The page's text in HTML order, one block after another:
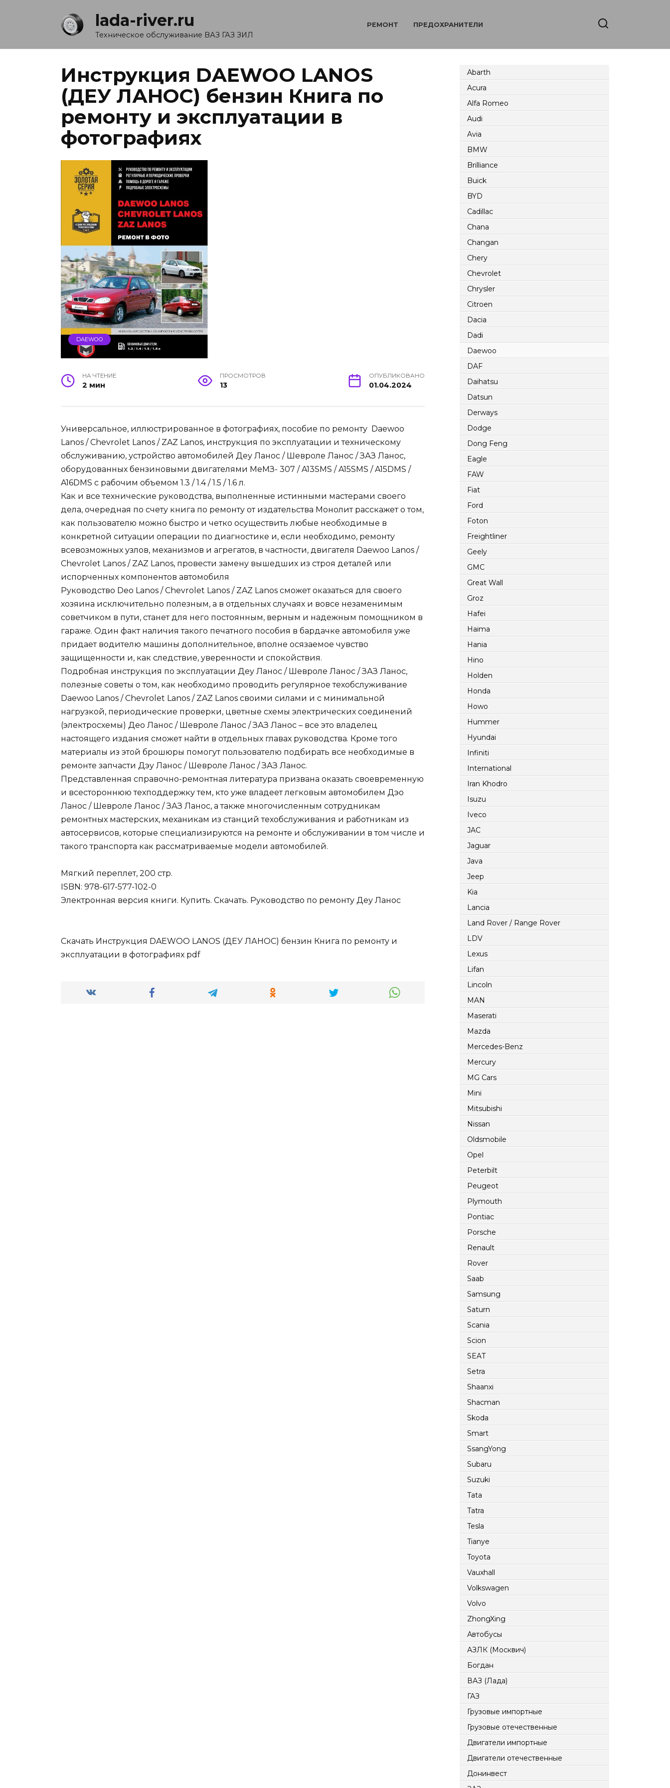
lada-river.ru
Техническое обслуживание ВАЗ ГАЗ ЗИЛ
РЕМОНТ ПРЕДОХРАНИТЕЛИ
Инструкция DAEWOO LANOS
(ДЕУ ЛАНОС) бензин Книга по
ремонту и эксплуатации в
фотографиях
DAEWOO
НА ЧТЕНИЕ
2 мин
ПРОСМОТРОВ
13
ОПУБЛИКОВАНО
01.04.2024
Универсальное, иллюстрированное в фотографиях, пособие по ремонту Daewoo
Lanos / Chevrolet Lanos / ZAZ Lanos, инструкция по эксплуатации и техническому
обслуживанию, устройство автомобилей Деу Ланос / Шевроле Ланос / ЗАЗ Ланос,
оборудованных бензиновыми двигателями MеМЗ- 307 / A13SMS / A15SMS / A15DMS /
A16DMS с рабочим объемом 1.3 / 1.4 / 1.5 / 1.6 л.
Как и все технические руководства, выполненные истинными мастерами своего
дела, очередная по счету книга по ремонту от издательства Монолит расскажет о том,
как пользователю можно быстро и четко осуществить любые необходимые в
конкретной ситуации операции по диагностике и, если необходимо, ремонту
всевозможных узлов, механизмов и агрегатов, в частности, двигателя Daewoo Lanos /
Chevrolet Lanos / ZAZ Lanos, провести замену вышедших из строя деталей или
испорченных компонентов автомобиля
Руководство Deo Lanos / Chevrolet Lanos / ZAZ Lanos сможет оказаться для своего
хозяина исключительно полезным, а в отдельных случаях и вовсе незаменимым
советчиком в пути, станет для него постоянным, верным и надежным помощником в
гараже. Один факт наличия такого печатного пособия в бардачке автомобиля уже
придает водителю машины дополнительное, вполне осязаемое чувство
защищенности и, как следствие, уверенности и спокойствия.
Подробная инструкция по эксплуатации Деу Ланос / Шевроле Ланос / ЗАЗ Ланос,
полезные советы о том, как необходимо проводить регулярное техобслуживание
Daewoo Lanos / Chevrolet Lanos / ZAZ Lanos своими силами и с минимальной
нагрузкой, периодические проверки, цветные схемы электрических соединений
(электросхемы) Део Ланос / Шевроле Ланос / ЗАЗ Ланос – все это владелец
настоящего издания сможет найти в отдельных главах руководства. Кроме того
материалы из этой брошюры помогут пользователю подбирать все необходимые в
ремонте запчасти Дэу Ланос / Шевроле Ланос / ЗАЗ Ланос.
Представленная справочно-ремонтная литература призвана оказать своевременную
и всестороннюю техподдержку тем, кто уже владеет легковым автомобилем Дэо
Ланос / Шевроле Ланос / ЗАЗ Ланос, а также многочисленным сотрудникам
ремонтных мастерских, механикам из станций техобслуживания и работникам из
автосервисов, которые специализируются на ремонте и обслуживании в том числе и
такого транспорта как рассматриваемые модели автомобилей.
Мягкий переплет, 200 стр.
ISBN: 978-617-577-102-0
Электронная версия книги. Купить. Скачать. Руководство по ремонту Деу Ланос
Скачать Инструкция DAEWOO LANOS (ДЕУ ЛАНОС) бензин Книга по ремонту и
эксплуатации в фотографиях pdf
Abarth
Acura
Alfa Romeo
Audi
Avia
BMW
Brilliance
Buick
BYD
Cadillac
Chana
Changan
Chery
Chevrolet
Chrysler
Citroen
Dacia
Dadi
Daewoo
DAF
Daihatsu
Datsun
Derways
Dodge
Dong Feng
Eagle
FAW
Fiat
Ford
Foton
Freightliner
Geely
GMC
Great Wall
Groz
Hafei
Haima
Hania
Hino
Holden
Honda
Howo
Hummer
Hyundai
Infiniti
International
Iran Khodro
Isuzu
Iveco
JAC
Jaguar
Java
Jeep
Kia
Lancia
Land Rover / Range Rover
LDV
Lexus
Lifan
Lincoln
MAN
Maserati
Mazda
Mercedes-Benz
Mercury
MG Cars
Mini
Mitsubishi
Nissan
Oldsmobile
Opel
Peterbilt
Peugeot
Plymouth
Pontiac
Porsche
Renault
Rover
Saab
Samsung
Saturn
Scania
Scion
SEAT
Setra
Shaanxi
Shacman
Skoda
Smart
SsangYong
Subaru
Suzuki
Tata
Tatra
Tesla
Tianye
Toyota
Vauxhall
Volkswagen
Volvo
ZhongXing
Автобусы
АЗЛК (Москвич)
Богдан
ВАЗ (Лада)
ГАЗ
Грузовые импортные
Грузовые отечественные
Двигатели импортные
Двигатели отечественные
Донинвест